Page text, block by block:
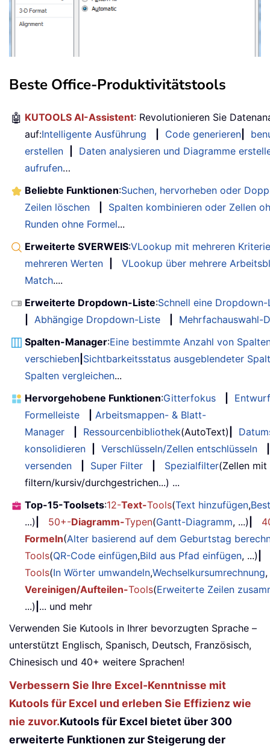
Beste Office-Produktivitätstools
🤖 KUTOOLS AI-Assistent: Revolutionieren Sie
auf:Intelligente Ausführung Code generieren
erstellen
Daten analysieren und Diagramme
aufrufen…
Beliebte Funktionen:Suchen, hervorheben oder
Zeilen löschen
Spalten kombinieren oder Zellen
Runden ohne Formel...
Erweiterte SVERWEIS:VLookup mit mehreren
mehreren Werten
VLookup über mehrere
Match....
Erweiterte Dropdown-Liste:Schnell eine
Abhängige Dropdown-Liste
Mehrfachauswahl-
Spalten-Manager:Eine bestimmte Anzahl von
verschieben Sichtbarkeitsstatus ausgeblendeter
Spalten vergleichen...
Hervorgehobene Funktionen:Gitterfokus
Entwurf
Formelleiste
Arbeitsmappen- & Blatt-
Manager
Ressourcenbibliothek(AutoText)
konsolidieren
Verschlüsseln/Zellen entschlüsseln
versenden
Super Filter Spezialfilter(Zellen
filtern/kursiv/durchgestrichen...) ...
Top-15-Toolsets:12-Text-Tools(Text hinzufügen,
...)
50+-Diagramm-Typen(Gantt-Diagramm, ...)
Formeln(Alter basierend auf dem Geburtstag
Tools(QR-Code einfügen,Bild aus Pfad einfügen, ...)
Tools(In Wörter umwandeln,Wechselkursumrechnung
Vereinigen/Aufteilen-Tools(Erweiterte Zeilen
...) ... und mehr
Verwenden Sie Kutools in Ihrer bevorzugten Sprache –
unterstützt Englisch, Spanisch, Deutsch, Französisch,
Chinesisch und 40+ weitere Sprachen!
Verbessern Sie Ihre Excel-Kenntnisse mit
Kutools für Excel und erleben Sie Effizienz wie
nie zuvor.Kutools für Excel bietet über 300
erweiterte Funktionen zur Steigerung der